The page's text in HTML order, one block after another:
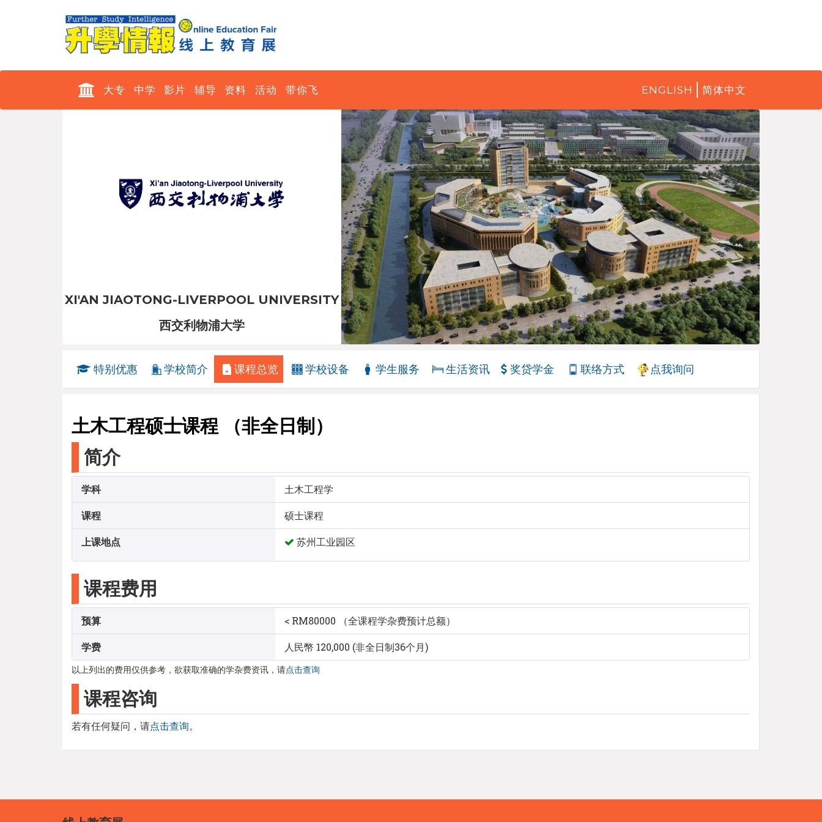
大专 中学 影片 辅导 资料 活动 带你飞 ENGLISH 简体中文
XI'AN JIAOTONG-LIVERPOOL UNIVERSITY
西交利物浦大学
特别优惠 学校简介 课程总览 学校设备 学生服务 生活资讯 奖贷学金 联络方式 点我询问
土木工程硕士课程 （非全日制）
简介
学科 土木工程学
课程 硕士课程
上课地点 苏州工业园区
课程费用
预算 < RM80000 （全课程学杂费预计总额）
学费 人民幣 120,000 (非全日制36个月)
以上列出的费用仅供参考，欲获取准确的学杂费资讯，请点击查询
课程咨询
若有任何疑问，请点击查询。